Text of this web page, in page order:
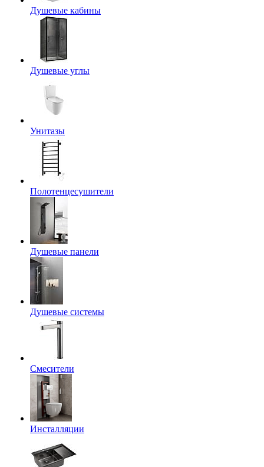
Душевые кабины
Душевые углы
Унитазы
Полотенцесушители
Душевые панели
Душевые системы
Смесители
Инсталляции